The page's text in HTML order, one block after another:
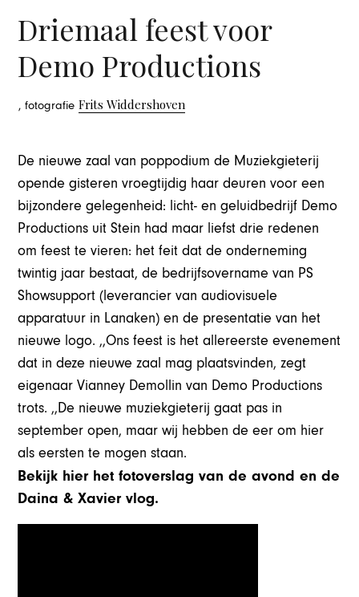
Driemaal feest voor
Demo Productions
, fotografieFrits Widdershoven
De nieuwe zaal van poppodium de Muziekgieterij
opende gisteren vroegtijdig haar deuren voor een
bijzondere gelegenheid: licht- en geluidbedrijf Demo
Productions uit Stein had maar liefst drie redenen
om feest te vieren: het feit dat de onderneming
twintig jaar bestaat, de bedrijfsovername van PS
Showsupport (leverancier van audiovisuele
apparatuur in Lanaken) en de presentatie van het
nieuwe logo. ,,Ons feest is het allereerste evenement
dat in deze nieuwe zaal mag plaatsvinden, zegt
eigenaar Vianney Demollin van Demo Productions
trots. ,,De nieuwe muziekgieterij gaat pas in
september open, maar wij hebben de eer om hier
als eersten te mogen staan.
Bekijk hier het fotoverslag van de avond en de
Daina & Xavier vlog.